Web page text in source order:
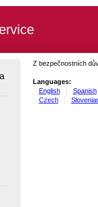
Z bezpečnostních
Languages:
English
Spanish
Czech